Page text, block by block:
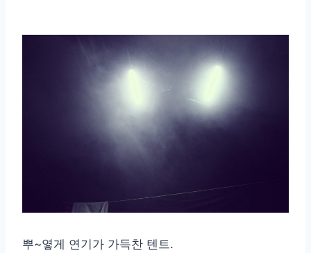
뿌~옇게 연기가 가득찬 텐트.